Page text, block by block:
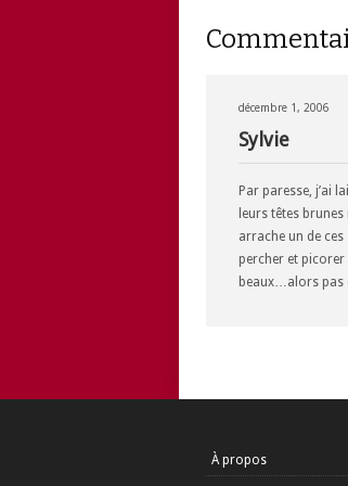
décembre 1, 2006
Sylvie
Par paresse, j’ai
leurs têtes
arrache un de ces
percher et picorer
beaux…alors pas
À propos